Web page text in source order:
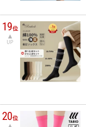
19位
UP
20位